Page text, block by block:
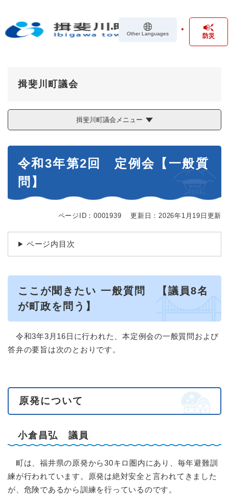
の
Other Languages 防災
揖斐川町議会
揖斐川町議会メニュー
令和3年第2回 定例会【一般質
問】
ページID：0001939 更新日：2026年1月19日更新
ページ内目次
ここが聞きたい 一般質問 【議員8名
が町政を問う】
令和3年3月16日に行われた、本定例会の一般質問および
答弁の要旨は次のとおりです。
原発について
小倉昌弘 議員
町は、福井県の原発から30キロ圏内にあり、毎年避難訓
練が行われています。原発は絶対安全と言われてきました
が、危険であるから訓練を行っているのです。